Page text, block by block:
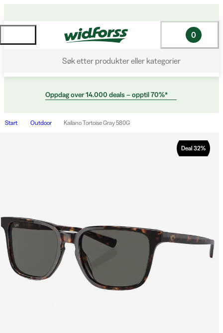
Søk etter produkter eller kategorier
0
Oppdag over 14.000 deals – opptil 70%*
Start Outdoor Kailano Tortoise Gray 580G
Deal 32%